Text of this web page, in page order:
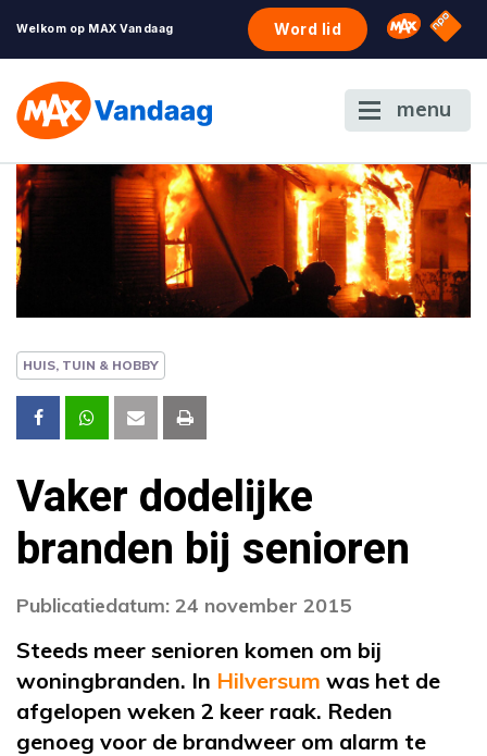
Welkom op MAX Vandaag Word lid Omroep
NPO
menu
HUIS, TUIN & HOBBY
Vaker dodelijke
branden bij senioren
Publicatiedatum: 24 november 2015
Steeds meer senioren komen om bij
woningbranden. In Hilversum was het de
afgelopen weken 2 keer raak. Reden
genoeg voor de brandweer om alarm te